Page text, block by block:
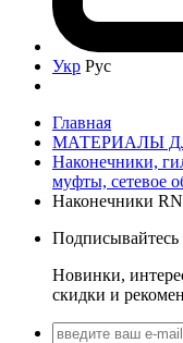
Укр Рус
Главная
МАТЕРИАЛЫ
Наконечники,
муфты, cетевое
Наконечники
Подписывайтесь
Новинки,
скидки и